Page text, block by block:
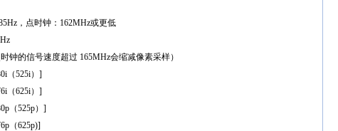
，点时钟：162MHz或更低
钟的信号速度超过 165MHz会缩减像素采样）
（525i）]
（625i）]
（525p）]
（625p)]